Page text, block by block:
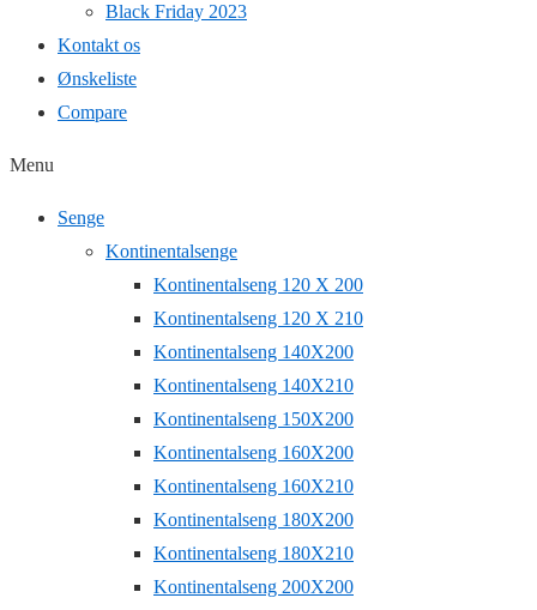
Black Friday 2023
Kontakt os
Ønskeliste
Compare
Menu
Senge
Kontinentalsenge
Kontinentalseng 120 X 200
Kontinentalseng 120 X 210
Kontinentalseng 140X200
Kontinentalseng 140X210
Kontinentalseng 150X200
Kontinentalseng 160X200
Kontinentalseng 160X210
Kontinentalseng 180X200
Kontinentalseng 180X210
Kontinentalseng 200X200